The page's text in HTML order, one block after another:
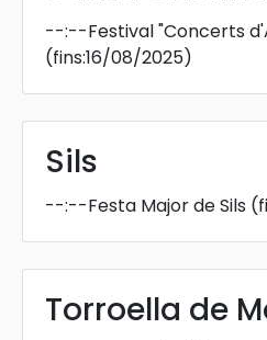
--:--Festival "Concerts
(fins:16/08/2025)
Sils
--:--Festa Major de Sils
Torroella de